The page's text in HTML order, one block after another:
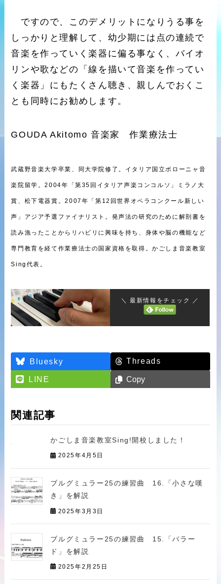
ですので、このデメリットになりうる事を
しっかりと理解して、幼少期には点の連続で
音楽を作っていく楽器に偏る事なく、バイオ
リンや歌などの「線を描いて音楽を作ってい
く楽器」にもたくさん聴き、親しんでおくこ
とも同時にお勧めします。
GOUDA Akitomo 音楽家 作業療法士
武蔵野音楽大学卒業、同大学院修了。イタリア国立ボローニャ音
楽院留学。2004年「第35回イタリア声楽コンコルソ」ミラノ大
賞、松下電器賞。2007年「第12回世界オペラコンクール新しい
声」アジア予選ファイナリスト。発声法の研究のために解剖書を
読み漁ったことからリハビリに興味を持ち、身体や脳の機能など
専門教育を経て作業療法士の国家資格を取得。かごしま音楽教室
Sing代表。
＼ 最新情報をチェック ／
Bluesky Threads
LINE Copy
関連記事
かごしま音楽教室Sing!開校しました！
2025年4月5日
ブルグミュラー25の練習曲 16.「小さな嘆
き」を解説
2025年3月3日
ブルグミュラー25の練習曲 15.「バラー
ド」を解説
2025年2月25日